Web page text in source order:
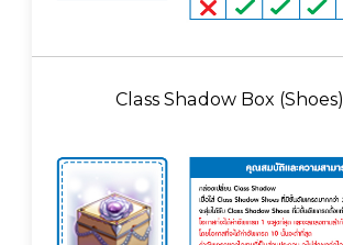
Class Shadow Box (Shoes)